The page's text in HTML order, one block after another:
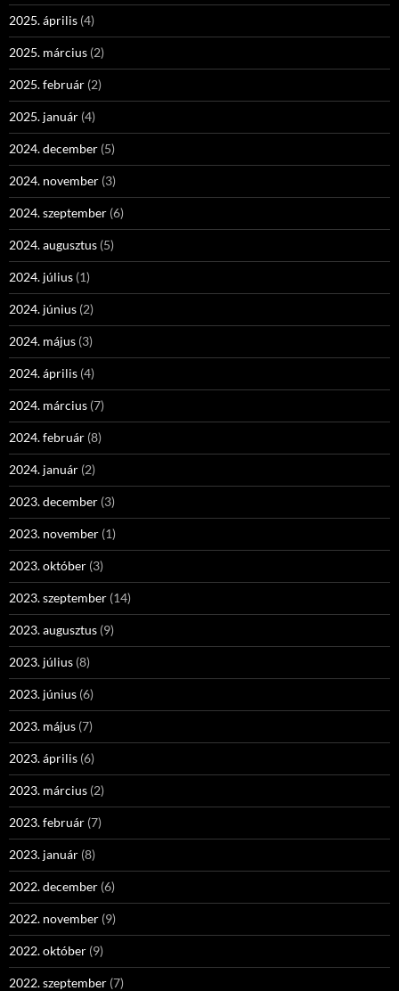
2025. április (4)
2025. március (2)
2025. február (2)
2025. január (4)
2024. december (5)
2024. november (3)
2024. szeptember (6)
2024. augusztus (5)
2024. július (1)
2024. június (2)
2024. május (3)
2024. április (4)
2024. március (7)
2024. február (8)
2024. január (2)
2023. december (3)
2023. november (1)
2023. október (3)
2023. szeptember (14)
2023. augusztus (9)
2023. július (8)
2023. június (6)
2023. május (7)
2023. április (6)
2023. március (2)
2023. február (7)
2023. január (8)
2022. december (6)
2022. november (9)
2022. október (9)
2022. szeptember (7)